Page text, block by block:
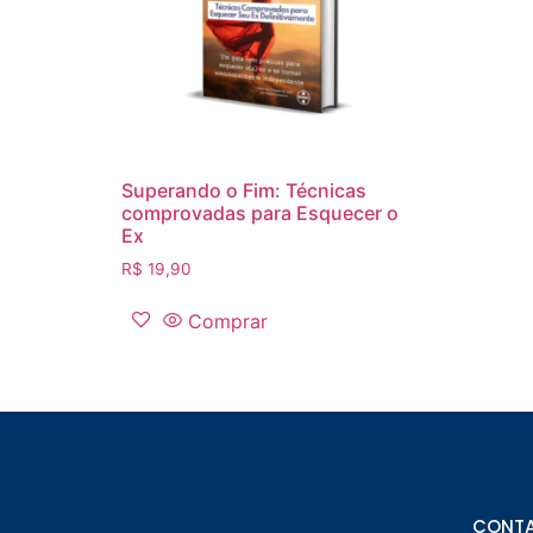
Superando o Fim: Técnicas
comprovadas para Esquecer o
Ex
R$ 19,90
Comprar